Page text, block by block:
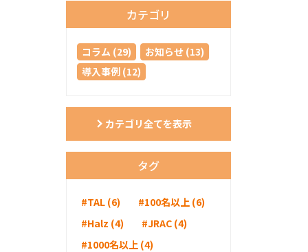
カテゴリ
コラム (29)
お知らせ (13)
導入事例 (12)
カテゴリ全てを表示
タグ
#TAL (6)
#100名以上 (6)
#Halz (4)
#JRAC (4)
#1000名以上 (4)